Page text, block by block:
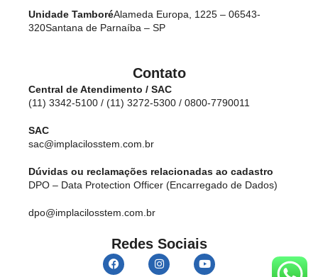
Unidade TamboréAlameda Europa, 1225 – 06543-
320Santana de Parnaíba – SP
Contato
Central de Atendimento / SAC
(11) 3342-5100 / (11) 3272-5300 / 0800-7790011
SAC
sac@implacilosstem.com.br
Dúvidas ou reclamações relacionadas ao cadastro
DPO – Data Protection Officer (Encarregado de Dados)
dpo@implacilosstem.com.br
Redes Sociais